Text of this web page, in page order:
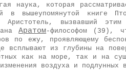
наука, которая
в вышеупомянутой книге
Аристотель , вызвавший
Аратом-философом (39),
по ежу, проявляющему
всплывают из глубины на
как на море, так и на
воздуха и подлунных